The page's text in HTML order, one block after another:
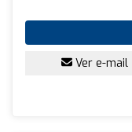
Ver e-mail